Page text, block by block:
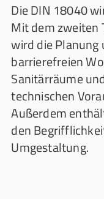
Die DIN 18040
Mit dem zweiten
wird die
barrierefreien
Sanitärräume
technischen
Außerdem
den
Umgestaltung.